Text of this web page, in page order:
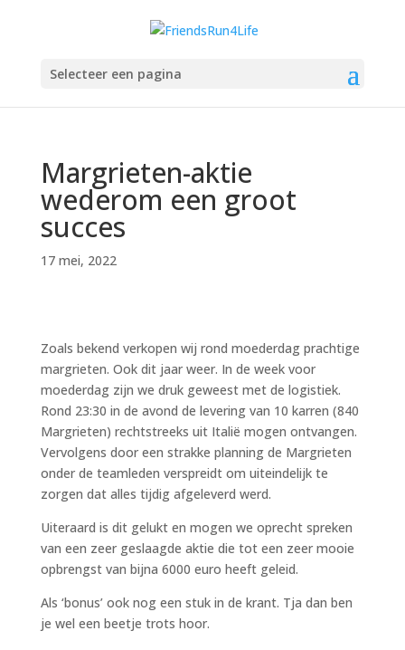
Selecteer een pagina
Margrieten-aktie
wederom een groot
succes
17 mei, 2022
Zoals bekend verkopen wij rond moederdag prachtige
margrieten. Ook dit jaar weer. In de week voor
moederdag zijn we druk geweest met de logistiek.
Rond 23:30 in de avond de levering van 10 karren (840
Margrieten) rechtstreeks uit Italië mogen ontvangen.
Vervolgens door een strakke planning de Margrieten
onder de teamleden verspreidt om uiteindelijk te
zorgen dat alles tijdig afgeleverd werd.
Uiteraard is dit gelukt en mogen we oprecht spreken
van een zeer geslaagde aktie die tot een zeer mooie
opbrengst van bijna 6000 euro heeft geleid.
Als ‘bonus’ ook nog een stuk in de krant. Tja dan ben
je wel een beetje trots hoor.